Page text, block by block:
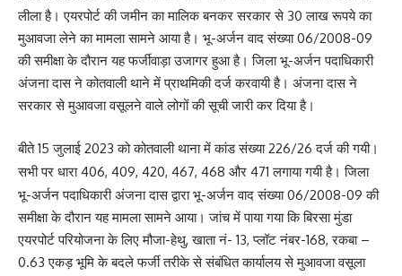
लीला है। एयरपोर्ट की जमीन का मालिक बनकर सरकार से 30 लाख रूपये का
मुआवजा लेने का मामला सामने आया है। भू-अर्जन वाद संख्या 06/2008-09
की समीक्षा के दौरान यह फर्जीवाड़ा उजागर हुआ है। जिला भू-अर्जन पदाधिकारी
अंजना दास ने कोतवाली थाने में प्राथमिकी दर्ज करवायी है। अंजना दास ने
सरकार से मुआवजा वसूलने वाले लोगों की सूची जारी कर दिया है।
बीते 15 जुलाई 2023 को कोतवाली थाना में कांड संख्या 226/26 दर्ज की गयी।
सभी पर धारा 406, 409, 420, 467, 468 और 471 लगाया गयी है।जिला
भू-अर्जन पदाधिकारी अंजना दास द्वारा भू-अर्जन वाद संख्या 06/2008-09 की
समीक्षा के दौरान यह मामला सामने आया। जांच में पाया गया कि बिरसा मुंडा
एयरपोर्ट परियोजना के लिए मौजा-हेथु, खाता नं- 13, प्लॉट नंबर-168, रकबा –
0.63 एकड़ भूमि के बदले फर्जी तरीके से संबंधित कार्यालय से मुआवजा वसूला